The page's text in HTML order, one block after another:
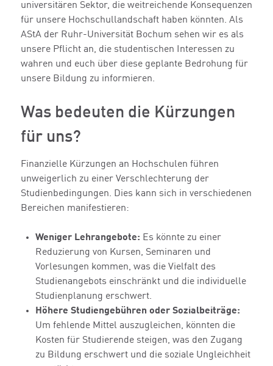
universitären Sektor, die weitreichende Konsequenzen
für unsere Hochschullandschaft haben könnten. Als
AStA der Ruhr-Universität Bochum sehen wir es als
unsere Pflicht an, die studentischen Interessen zu
wahren und euch über diese geplante Bedrohung für
unsere Bildung zu informieren.
Was bedeuten die Kürzungen
für uns?
Finanzielle Kürzungen an Hochschulen führen
unweigerlich zu einer Verschlechterung der
Studienbedingungen. Dies kann sich in verschiedenen
Bereichen manifestieren:
Weniger Lehrangebote: Es könnte zu einer
Reduzierung von Kursen, Seminaren und
Vorlesungen kommen, was die Vielfalt des
Studienangebots einschränkt und die individuelle
Studienplanung erschwert.
Höhere Studiengebühren oder Sozialbeiträge:
Um fehlende Mittel auszugleichen, könnten die
Kosten für Studierende steigen, was den Zugang
zu Bildung erschwert und die soziale Ungleichheit